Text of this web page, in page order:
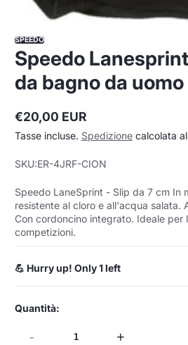
SPEEDO
Speedo
da bagno da uomo
Prezzo
normale
€20,00 EUR
Tasse incluse. Spedizione calcolata
SKU:ER-4JRF-CION
Speedo LaneSprint - Slip da 7 cm In
resistente al cloro e all'acqua salata.
Con cordoncino integrato. Ideale per
competizioni.
💪 Hurry up! Only 1 left
Quantità:
- +